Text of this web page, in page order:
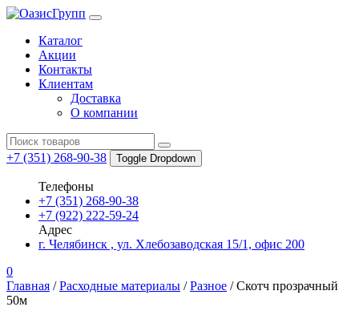
Каталог
Акции
Контакты
Клиентам
Доставка
О компании
Search
for:
+7 (351) 268-90-38 Toggle Dropdown
Телефоны
+7 (351) 268-90-38
+7 (922) 222-59-24
Адрес
г. Челябинск , ул. Хлебозаводская 15/1, офис 200
0
Главная /Расходные материалы /Разное / Скотч прозрачный
50м